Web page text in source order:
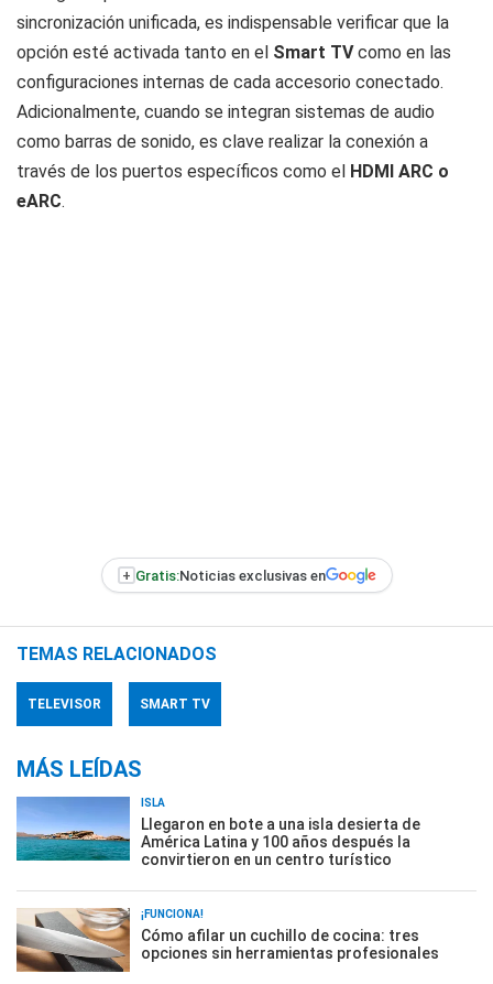
sincronización unificada, es indispensable verificar que la
opción esté activada tanto en el Smart TVcomo en las
configuraciones internas de cada accesorio conectado.
Adicionalmente, cuando se integran sistemas de audio
como barras de sonido, es clave realizar la conexión a
través de los puertos específicos como el HDMI ARC o
eARC.
+ Gratis:Noticias exclusivas en
TEMAS RELACIONADOS
TELEVISOR SMART TV
MÁS LEÍDAS
ISLA
Llegaron en bote a una isla desierta de
América Latina y 100 años después la
convirtieron en un centro turístico
¡FUNCIONA!
Cómo afilar un cuchillo de cocina: tres
opciones sin herramientas profesionales